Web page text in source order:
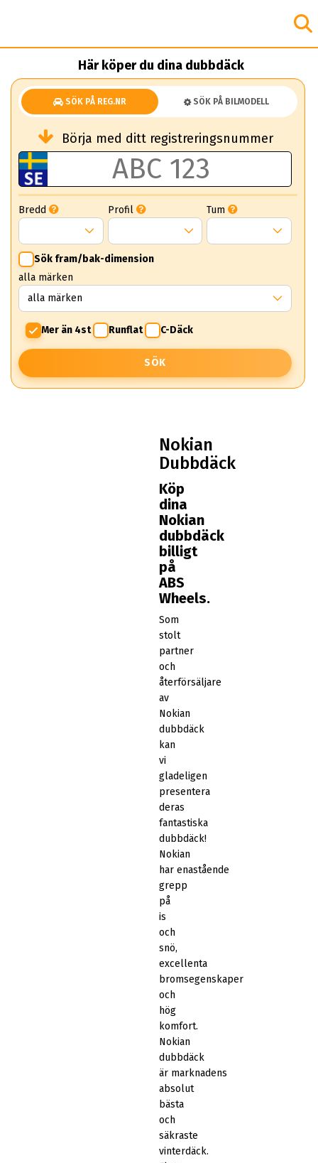
Här köper du dina dubbdäck
SÖK PÅ REG.NR SÖK PÅ BILMODELL
Börja med ditt registreringsnummer
Bredd Profil Tum
Sök fram/bak-dimension
alla märken
Mer än 4st Runflat C-Däck
SÖK
Nokian
Dubbdäck
Köp
dina
Nokian
dubbdäck
billigt
på
ABS
Wheels.
Som
stolt
partner
och
återförsäljare
av
Nokian
dubbdäck
kan
vi
gladeligen
presentera
deras
fantastiska
dubbdäck!
Nokian
har enastående
grepp
på
is
och
snö,
excellenta
bromsegenskaper
och
hög
komfort.
Nokian
dubbdäck
är marknadens
absolut
bästa
och
säkraste
vinterdäck.